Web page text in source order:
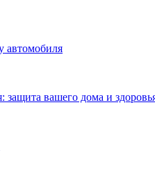
автомобиля
вашего дома и